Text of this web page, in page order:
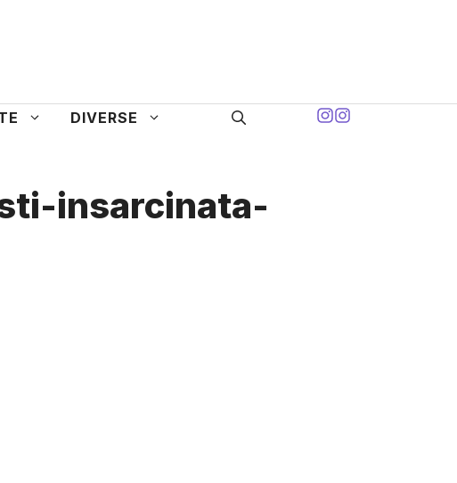
DIVERSE
insarcinata-